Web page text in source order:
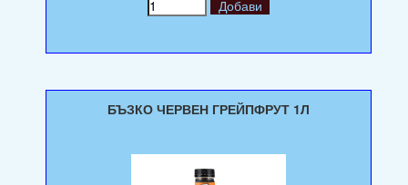
БЪЗКО ЧЕРВЕН ГРЕЙПФРУТ 1Л